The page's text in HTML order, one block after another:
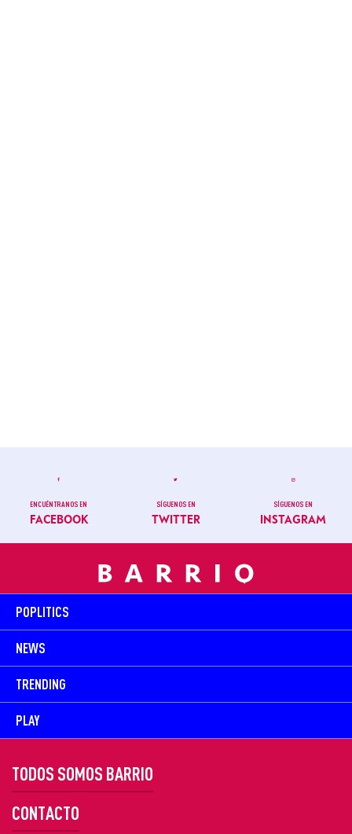
ENCUÉNTRANOS EN
FACEBOOK
SÍGUENOS EN
TWITTER
SÍGUENOS EN
INSTAGRAM
POPLITICS
NEWS
TRENDING
PLAY
TODOS SOMOS BARRIO
CONTACTO